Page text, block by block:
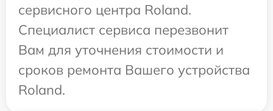
сервисного центра Roland.
Специалист сервиса перезвонит
Вам для уточнения стоимости и
сроков ремонта Вашего устройства
Roland.